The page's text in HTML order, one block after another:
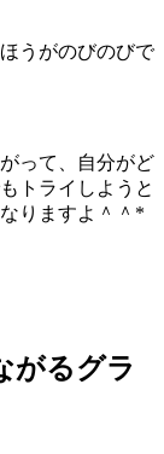
うがのびのびで
って、自分がど
トライしようと
りますよ＾＾*
がるグラ